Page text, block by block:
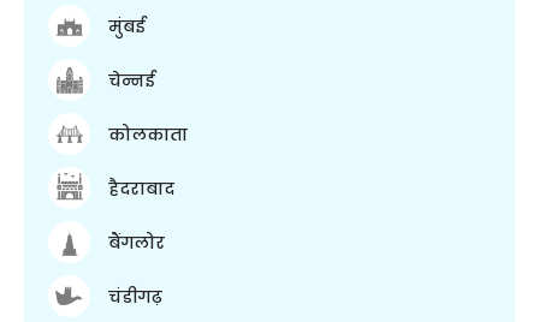
मुंबई
चेन्नई
कोलकाता
हैदराबाद
बैंगलोर
चंडीगढ़